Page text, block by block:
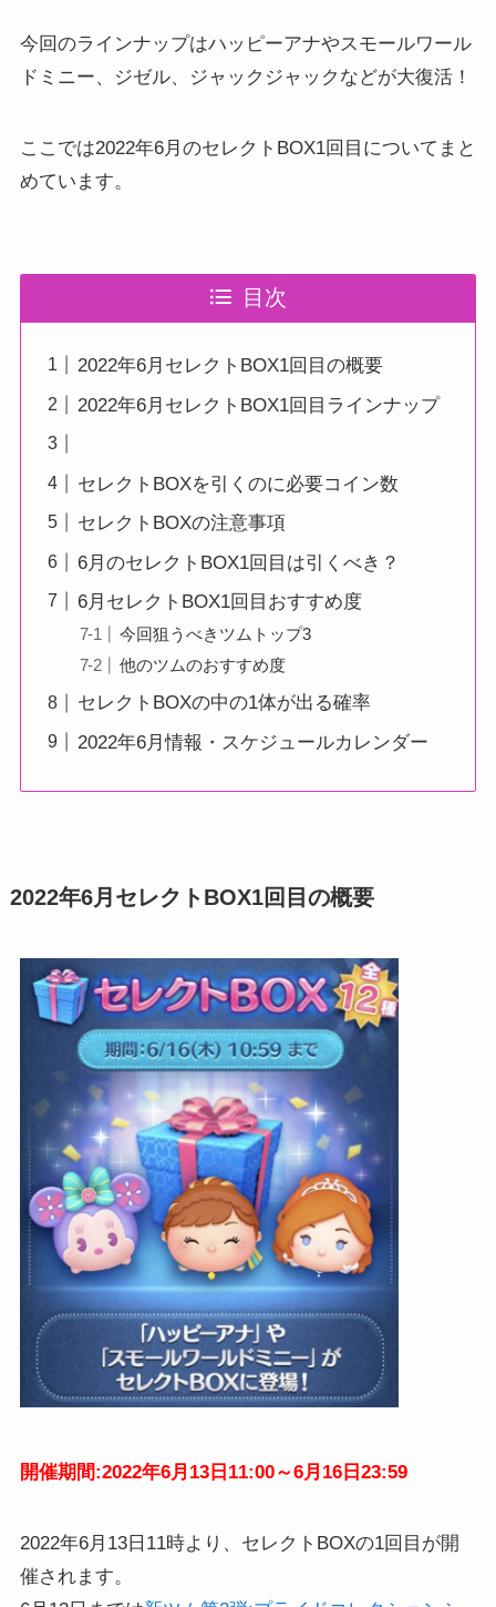
今回のラインナップはハッピーアナやスモールワール
ドミニー、ジゼル、ジャックジャックなどが大復活！
ここでは2022年6月のセレクトBOX1回目についてまと
めています。
目次
2022年6月セレクトBOX1回目の概要
2022年6月セレクトBOX1回目ラインナップ
セレクトBOXを引くのに必要コイン数
セレクトBOXの注意事項
6月のセレクトBOX1回目は引くべき？
6月セレクトBOX1回目おすすめ度
今回狙うべきツムトップ3
他のツムのおすすめ度
セレクトBOXの中の1体が出る確率
2022年6月情報・スケジュールカレンダー
2022年6月セレクトBOX1回目の概要
開催期間:2022年6月13日11:00～6月16日23:59
2022年6月13日11時より、セレクトBOXの1回目が開
催されます。